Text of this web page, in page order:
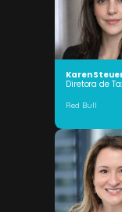
Karen
Diretora de
Red Bull